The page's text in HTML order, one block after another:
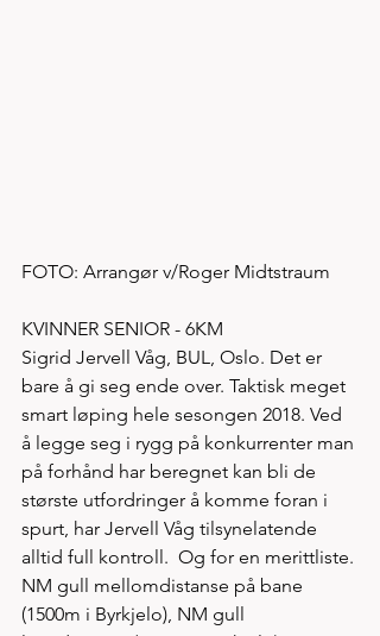
FOTO: Arrangør v/Roger Midtstraum
KVINNER SENIOR - 6KM
Sigrid Jervell Våg, BUL, Oslo. Det er
bare å gi seg ende over. Taktisk meget
smart løping hele sesongen 2018. Ved
å legge seg i rygg på konkurrenter man
på forhånd har beregnet kan bli de
største utfordringer å komme foran i
spurt, har Jervell Våg tilsynelatende
alltid full kontroll.  Og for en merittliste.
NM gull mellomdistanse på bane
(1500m i Byrkjelo), NM gull